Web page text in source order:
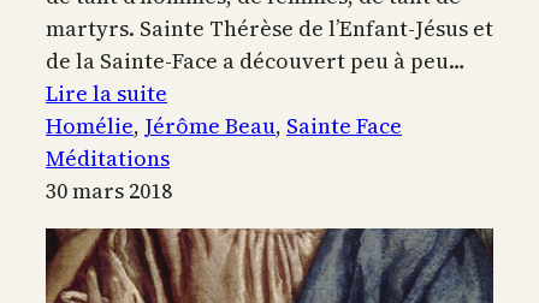
martyrs. Sainte Thérèse de l’Enfant-Jésus et
de la Sainte-Face a découvert peu à peu…
Lire la suite
Voir
la
Sainte
Face
du
Christ
Homélie, Jérôme Beau, Sainte Face
Méditations
30 mars 2018